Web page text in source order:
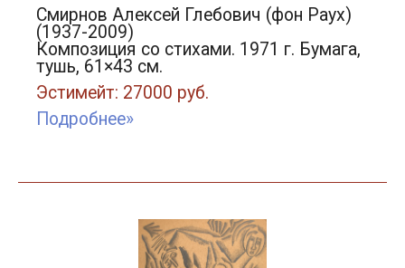
Смирнов Алексей Глебович (фон Раух)
(1937-2009)
Композиция со стихами. 1971 г. Бумага,
тушь, 61×43 см.
Эстимейт: 27000 руб.
Подробнее»